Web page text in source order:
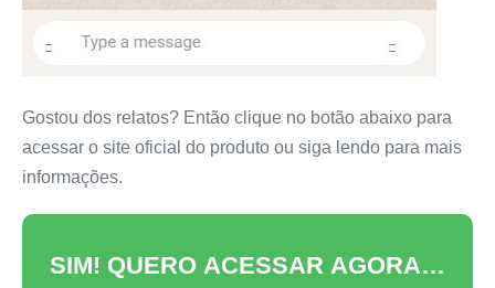
Gostou dos relatos? Então clique no botão abaixo para
acessar o site oficial do produto ou siga lendo para mais
informações.
SIM! QUERO ACESSAR AGORA…